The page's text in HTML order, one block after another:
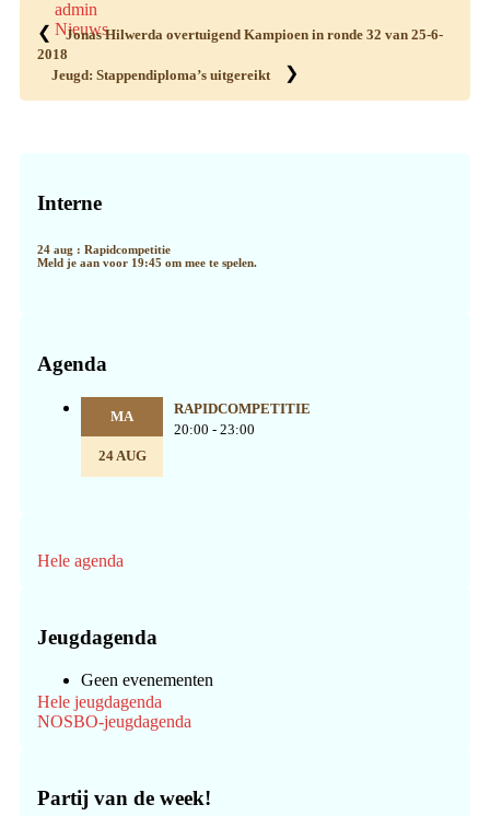
admin
Nieuws
❮
Jonas Hilwerda overtuigend Kampioen in ronde 32 van 25-6-
2018
Jeugd: Stappendiploma’s uitgereikt
❯
Sidebar
Interne
24 aug : Rapidcompetitie
Meld je aan voor 19:45 om mee te spelen.
Agenda
MA
24 AUG
RAPIDCOMPETITIE
20:00 - 23:00
Hele agenda
Jeugdagenda
Geen evenementen
Hele jeugdagenda
NOSBO-jeugdagenda
Partij van de week!